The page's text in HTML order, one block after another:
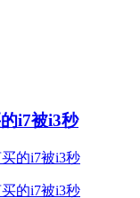
i7被i3秒